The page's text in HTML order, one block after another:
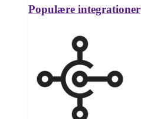
Populære integrationer